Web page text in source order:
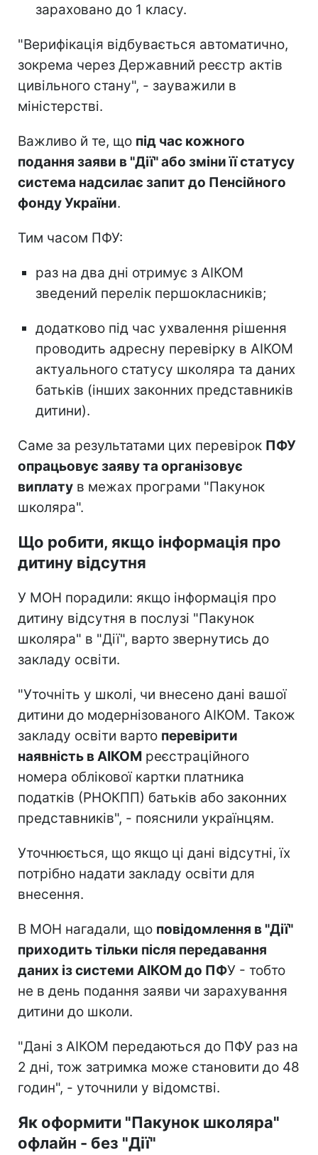
зараховано до 1 класу.
"Верифікація відбувається автоматично,
зокрема через Державний реєстр актів
цивільного стану", - зауважили в
міністерстві.
Важливо й те, що під час кожного
подання заяви в "Дії" або зміни її статусу
система надсилає запит до Пенсійного
фонду України.
Тим часом ПФУ:
раз на два дні отримує з АІКОМ
зведений перелік першокласників;
додатково під час ухвалення рішення
проводить адресну перевірку в АІКОМ
актуального статусу школяра та даних
батьків (інших законних представників
дитини).
Саме за результатами цих перевірок ПФУ
опрацьовує заяву та організовує
виплату в межах програми "Пакунок
школяра".
Що робити, якщо інформація про
дитину відсутня
У МОН порадили: якщо інформація про
дитину відсутня в послузі "Пакунок
школяра" в "Дії", варто звернутись до
закладу освіти.
"Уточніть у школі, чи внесено дані вашої
дитини до модернізованого АІКОМ. Також
закладу освіти варто перевірити
наявність в АІКОМ реєстраційного
номера облікової картки платника
податків (РНОКПП) батьків або законних
представників", - пояснили українцям.
Уточнюється, що якщо ці дані відсутні, їх
потрібно надати закладу освіти для
внесення.
В МОН нагадали, що повідомлення в "Дії"
приходить тільки після передавання
даних із системи АІКОМ до ПФУ - тобто
не в день подання заяви чи зарахування
дитини до школи.
"Дані з АІКОМ передаються до ПФУ раз на
2 дні, тож затримка може становити до 48
годин", - уточнили у відомстві.
Як оформити "Пакунок школяра"
офлайн - без "Дії"